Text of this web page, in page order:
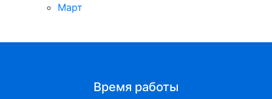
Март
Время работы